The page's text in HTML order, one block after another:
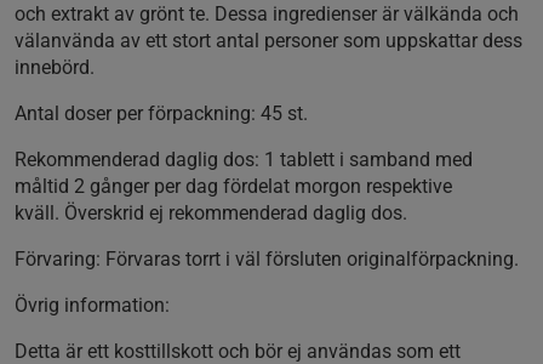
och extrakt av grönt te. Dessa ingredienser är välkända och
välanvända av ett stort antal personer som uppskattar dess
innebörd.
Antal doser per förpackning: 45 st.
Rekommenderad daglig dos: 1 tablett i samband med
måltid 2 gånger per dag fördelat morgon respektive
kväll. Överskrid ej rekommenderad daglig dos.
Förvaring: Förvaras torrt i väl försluten originalförpackning.
Övrig information:
Detta är ett kosttillskott och bör ej användas som ett